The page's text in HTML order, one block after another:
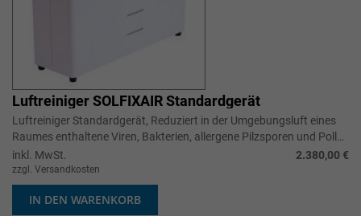
Luftreiniger SOLFIXAIR Standardgerät
Luftreiniger Standardgerät, Reduziert in der Umgebungsluft eines
Raumes enthaltene Viren, Bakterien, allergene Pilzsporen und Pollen
um bis zu...
inkl. MwSt. 2.380,00 €
zzgl. Versandkosten
IN DEN WARENKORB